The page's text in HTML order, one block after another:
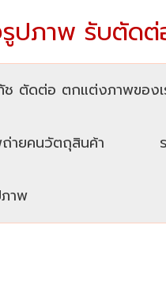
ปภาพ รับตัดต่
ช ตัดต่อ ตกแต่งภาพของเ
ายคนวัตถุสินค้า
าพ